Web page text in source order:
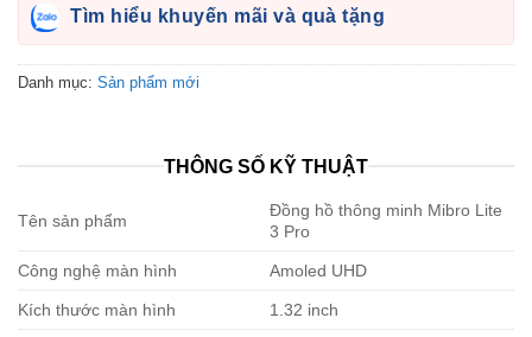
Tìm hiểu khuyến mãi và quà tặng
Danh mục: Sản phẩm mới
THÔNG SỐ KỸ THUẬT
Tên sản phẩm
Đồng hồ thông minh Mibro Lite
3 Pro
Công nghệ màn hình Amoled UHD
Kích thước màn hình 1.32 inch